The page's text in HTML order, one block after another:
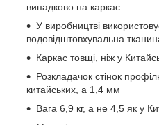
випадково на каркас
У виробництві
водовідштовхувальна
Каркас товщі, ніж у
Розкладачок стінок
китайських, а 1,4 мм
Вага 6,9 кг, а не 4,5 як у